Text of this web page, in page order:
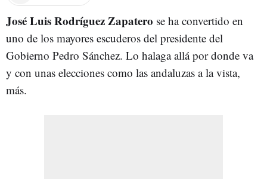
José Luis Rodríguez Zapatero se ha convertido en
uno de los mayores escuderos del presidente del
Gobierno Pedro Sánchez. Lo halaga allá por donde va
y con unas elecciones como las andaluzas a la vista,
más.